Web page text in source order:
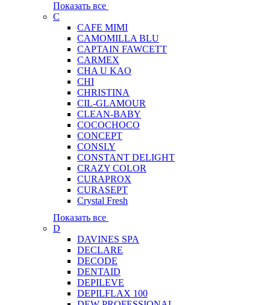
Показать все
C
CAFE MIMI
CAMOMILLA BLU
CAPTAIN FAWCETT
CARMEX
CHA U KAO
CHI
CHRISTINA
CIL-GLAMOUR
CLEAN-BABY
COCOCHOCO
CONCEPT
CONSLY
CONSTANT DELIGHT
CRAZY COLOR
CURAPROX
CURASEPT
Crystal Fresh
Показать все
D
DAVINES SPA
DECLARE
DECODE
DENTAID
DEPILEVE
DEPILFLAX 100